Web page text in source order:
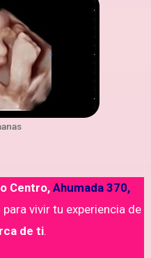
Centro,Ahumada 370,
vivir tu experiencia de
de ti.